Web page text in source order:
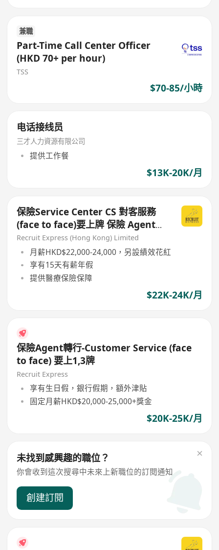
兼職
Part-Time Call Center Officer
(HKD 70+ per hour)
TSS
$70-85/小時
电话接线员
三才人力資源有限公司
提供工作餐
$13K-20K/月
保險Service Center CS 對客服務
(face to face)要上牌 保險 Agent轉
行首選!
Recruit Express (Hong Kong) Limited
月薪HKD$22,000-24,000，另設績效花紅
享有15天有薪年假
提供醫療保險保障
$22K-24K/月
保險Agent轉行-Customer Service (face
to face) 要上1,3牌
Recruit Express
享有生日假，銀行假期，額外津貼
固定月薪HKD$20,000-25,000+獎金
$20K-25K/月
未找到感興趣的職位？
你會收到這次搜尋中未來上新職位的訂閱通知
創建訂閱